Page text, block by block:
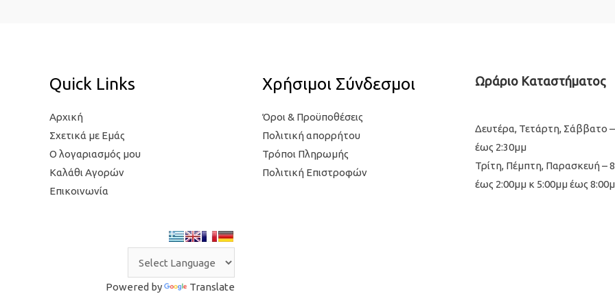
Quick Links
Αρχική
Σχετικά με Εμάς
Ο λογαριασμός μου
Καλάθι Αγορών
Επικοινωνία
Powered by Translate
Χρήσιμοι Σύνδεσμοι
Όροι & Προϋποθέσεις
Πολιτική απορρήτου
Τρόποι Πληρωμής
Πολιτική Επιστροφών
Ωράριο Καταστήματος
Δευτέρα, Τετάρτη, Σάββατο
έως 2:30μμ
Τρίτη, Πέμπτη, Παρασκευή –
έως 2:00μμ κ 5:00μμ έως